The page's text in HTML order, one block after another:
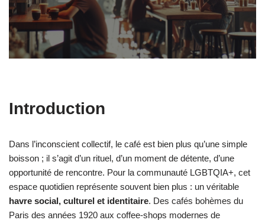
Introduction
Dans l’inconscient collectif, le café est bien plus qu’une simple
boisson ; il s’agit d’un rituel, d’un moment de détente, d’une
opportunité de rencontre. Pour la communauté LGBTQIA+, cet
espace quotidien représente souvent bien plus : un véritable
havre social, culturel et identitaire. Des cafés bohèmes du
Paris des années 1920 aux coffee-shops modernes de